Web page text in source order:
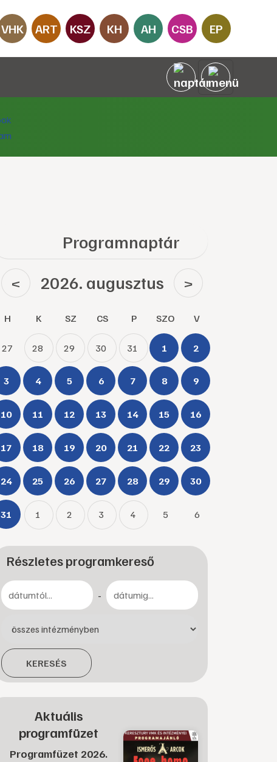
VHK ART KSZ KH AH CSB EP
Programnaptár
< 2026. augusztus >
H K SZ CS P SZO V
27 28 29 30 31 1 2
3 4 5 6 7 8 9
10 11 12 13 14 15 16
17 18 19 20 21 22 23
24 25 26 27 28 29 30
31 1 2 3 4 5 6
Részletes programkereső
-
KERESÉS
Aktuális
programfüzet
Programfüzet 2026.